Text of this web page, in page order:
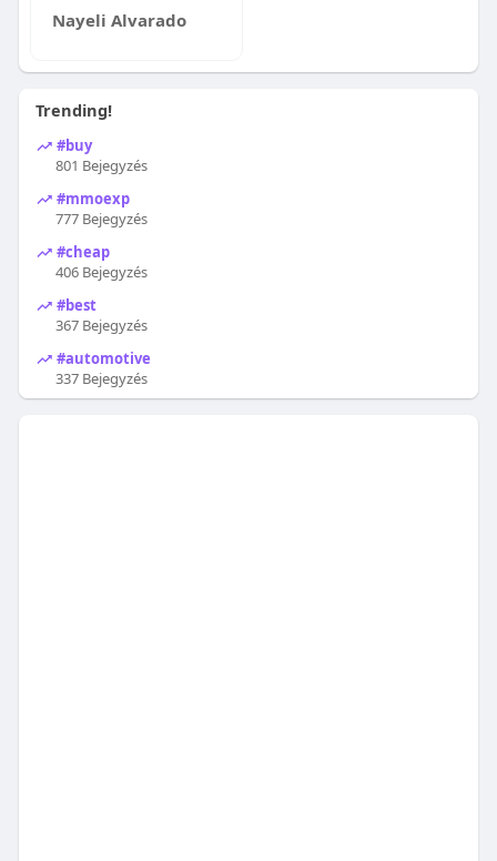
Nayeli Alvarado
Trending!
#buy
801 Bejegyzés
#mmoexp
777 Bejegyzés
#cheap
406 Bejegyzés
#best
367 Bejegyzés
#automotive
337 Bejegyzés